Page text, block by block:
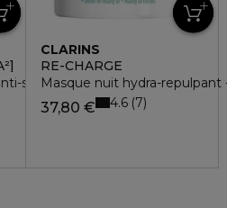
soif" - toutes peaux
CLARINS
RE-CHARGE
Masque nuit hydra-repulpant
37,80 € 4.6 7